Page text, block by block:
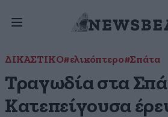
ΔΙΚΑΣΤΙΚΟ#ελικόπτερο#Σπάτα
Τραγωδία στα
Κατεπείγουσα